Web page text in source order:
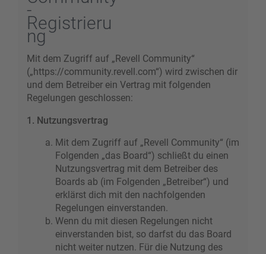
-
Registrieru
ng
Mit dem Zugriff auf „Revell Community“
(„https://community.revell.com“) wird zwischen dir
und dem Betreiber ein Vertrag mit folgenden
Regelungen geschlossen:
1. Nutzungsvertrag
Mit dem Zugriff auf „Revell Community“ (im
Folgenden „das Board“) schließt du einen
Nutzungsvertrag mit dem Betreiber des
Boards ab (im Folgenden „Betreiber“) und
erklärst dich mit den nachfolgenden
Regelungen einverstanden.
Wenn du mit diesen Regelungen nicht
einverstanden bist, so darfst du das Board
nicht weiter nutzen. Für die Nutzung des